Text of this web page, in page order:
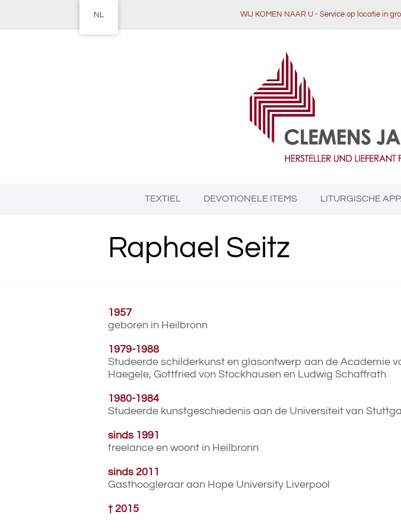
WIJ KOMEN NAAR U - Service op locatie in
TEXTIEL DEVOTIONELE ITEMS LITURGISCHE
Raphael Seitz
1957
geboren in Heilbronn
1979-1988
Studeerde schilderkunst en glasontwerp aan de Academie
Haegele, Gottfried von Stockhausen en Ludwig Schaffrath
1980-1984
Studeerde kunstgeschiedenis aan de Universiteit van
sinds 1991
freelance en woont in Heilbronn
sinds 2011
Gasthoogleraar aan Hope University Liverpool
† 2015
NL